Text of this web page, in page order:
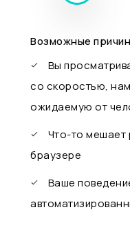
Возможные
Вы
со скоростью,
ожидаемую от
Что-то мешает
браузере
Ваше